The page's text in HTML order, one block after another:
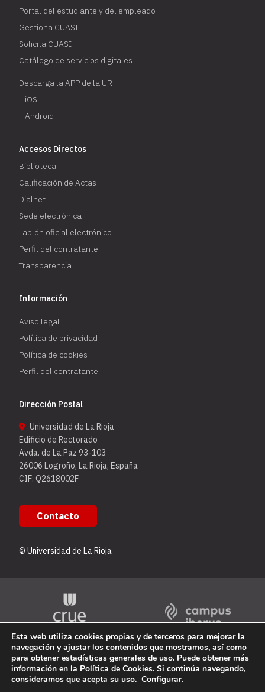
Portal del estudiante y del empleado
Gestiona CUASI
Solicita CUASI
Catálogo de servicios digitales
Descarga la APP de la UR
iOS
Android
Accesos Directos
Biblioteca
Calificación de Actas
Dialnet
Sede electrónica
Tablón oficial electrónico
Perfil del contratante
Transparencia
Información
Aviso legal
Política de privacidad
Política de cookies
Perfil del contratante
Dirección Postal
Universidad de La Rioja
Edificio de Rectorado
Avda. de La Paz 93-103
26006 Logroño, La Rioja, España
CIF: Q2618002F
Contacto
© Universidad de La Rioja
Esta web utiliza cookies propias y de terceros para mejorar la
navegación y ajustar los contenidos que mostramos, así como
para obtener estadísticas generales de uso. Puede obtener más
información en la Política de Cookies. Si continúa navegando,
consideramos que acepta su uso. Configurar.